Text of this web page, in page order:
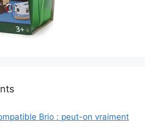
Brio : peut-on vraiment